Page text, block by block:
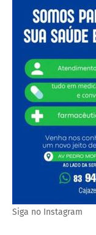
Siga no Instagram